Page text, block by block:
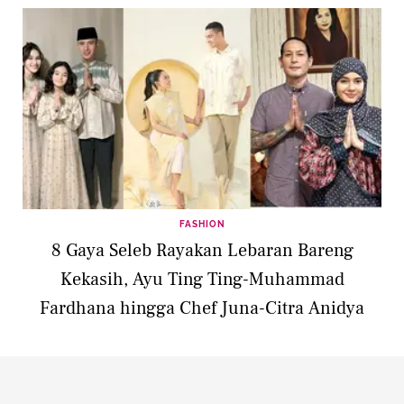
FASHION
8 Gaya Seleb Rayakan Lebaran Bareng
Kekasih, Ayu Ting Ting-Muhammad
Fardhana hingga Chef Juna-Citra Anidya